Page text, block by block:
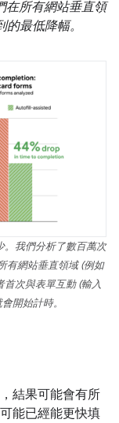
在所有網站垂直領
最低降幅。
。我們分析了數百萬次
有網站垂直領域 (例如
次與表單互動 (輸入
開始計時。
結果可能會有所
能已經能更快填